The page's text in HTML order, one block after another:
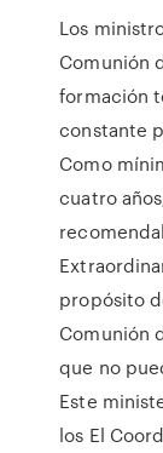
Los
Comunión
formación
constante
Como
cuatro
propósito
Comunión
que no
Este
los El